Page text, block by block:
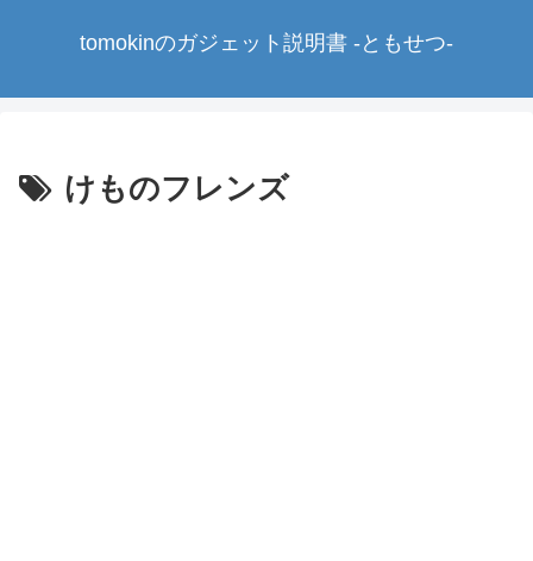
tomokinのガジェット説明書 -ともせつ-
けものフレンズ